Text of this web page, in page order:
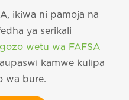
ikiwa ni pamoja na
ya serikali
wetu wa FAFSA
kamwe kulipa
wa bure.